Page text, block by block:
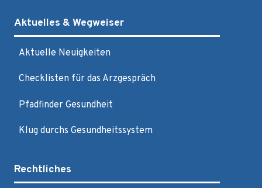
Aktuelles & Wegweiser
Aktuelle Neuigkeiten
Checklisten für das Arzgespräch
Pfadfinder Gesundheit
Klug durchs Gesundheitssystem
Rechtliches